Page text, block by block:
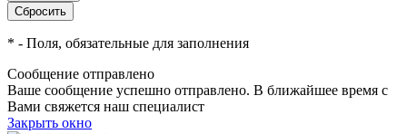
* - Поля, обязательные для заполнения
Сообщение отправлено
Ваше сообщение успешно отправлено. В ближайшее время с
Вами свяжется наш специалист
Закрыть окно